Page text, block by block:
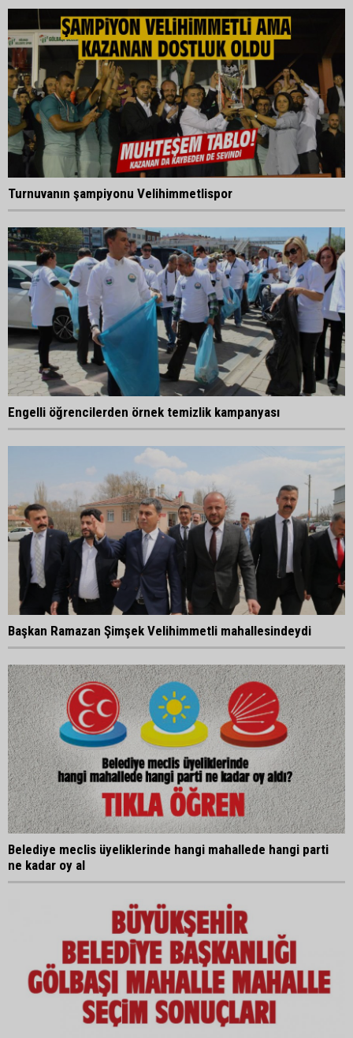
Turnuvanın şampiyonu Velihimmetlispor
Engelli öğrencilerden örnek temizlik kampanyası
Başkan Ramazan Şimşek Velihimmetli mahallesindeydi
Belediye meclis üyeliklerinde hangi mahallede hangi parti
ne kadar oy al